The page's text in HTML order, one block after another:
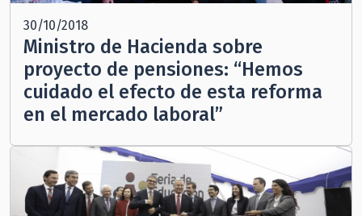
30/10/2018
Ministro de Hacienda sobre
proyecto de pensiones: “Hemos
cuidado el efecto de esta reforma
en el mercado laboral”